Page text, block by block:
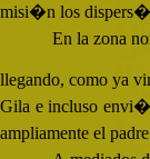
misi�n los dispers�
En la zona
llegando, como ya
Gila e incluso envi�
ampliamente el